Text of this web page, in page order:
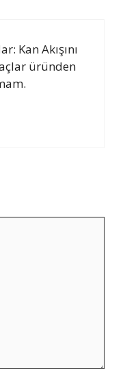
Kan Akışını
üründen